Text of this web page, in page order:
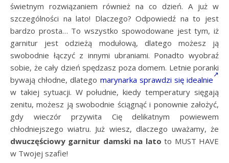
świetnym rozwiązaniem również na co dzień. A już w
szczególności na lato! Dlaczego? Odpowiedź na to jest
bardzo prosta… To wszystko spowodowane jest tym, iż
garnitur jest odzieżą modułową, dlatego możesz ją
swobodnie łączyć z innymi ubraniami. Ponadto wyobraź
sobie, że cały dzień spędzasz poza domem. Letnie poranki
bywają chłodne, dlatego marynarka sprawdzi się idealnie
w takiej sytuacji. W południe, kiedy temperatury sięgają
zenitu, możesz ją swobodnie ściągnąć i ponownie założyć,
gdy wieczór przywita Cię delikatnym powiewem
chłodniejszego wiatru. Już wiesz, dlaczego uważamy, że
dwuczęściowy garnitur damski na lato to MUST HAVE
w Twojej szafie!